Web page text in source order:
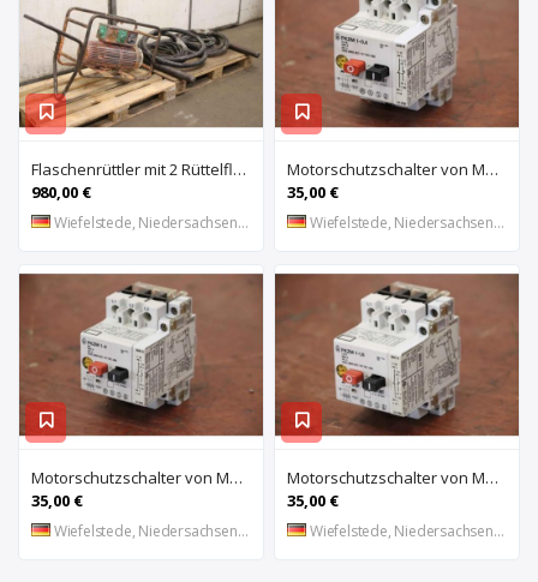
Flaschenrüttler mit 2 Rüttelflaschen von Wacker – FU-4/200SW
980,00 €
Wiefelstede, Niedersachsen, DE
Motorschutzschalter von Moeller – PKZM 1-0,4
35,00 €
Wiefelstede, Niedersachsen, DE
Motorschutzschalter von Moeller – PKZM 1-6
35,00 €
Wiefelstede, Niedersachsen, DE
Motorschutzschalter von Moeller – PKZM 1-1,6
35,00 €
Wiefelstede, Niedersachsen, DE